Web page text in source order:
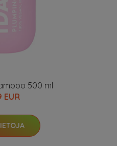
500 ml
EUR